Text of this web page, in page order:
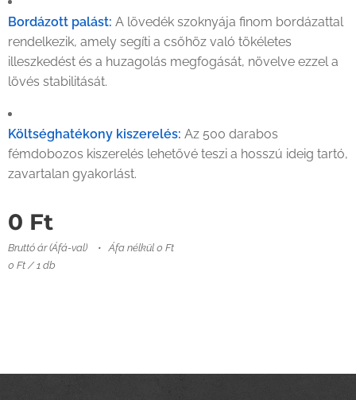
Bordázott palást: A lövedék szoknyája finom bordázattal
rendelkezik, amely segíti a csőhöz való tökéletes
illeszkedést és a huzagolás megfogását, növelve ezzel a
lövés stabilitását.
Költséghatékony kiszerelés: Az 500 darabos
fémdobozos kiszerelés lehetővé teszi a hosszú ideig tartó,
zavartalan gyakorlást.
0 Ft
Bruttó ár (Áfá-val)
Áfa nélkül 0 Ft
0 Ft / 1 db